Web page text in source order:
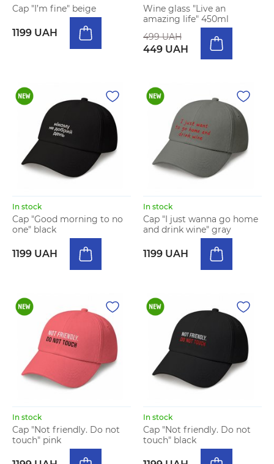
Cap "I’m fine" beige
1199 UAH
Wine glass "Live an
amazing life" 450ml
499 UAH
449 UAH
In stock
Cap "Good morning to no
one" black
1199 UAH
In stock
Cap "I just wanna go home
and drink wine" gray
1199 UAH
In stock
Cap "Not friendly. Do not
touch" pink
In stock
Cap "Not friendly. Do not
touch" black